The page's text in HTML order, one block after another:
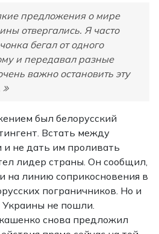
предложения о мире
отвергались. Я часто
бегал от одного
и передавал разные
важно остановить эту
был белорусский
Встать между
не дать им проливать
лидер страны. Он сообщил,
на линию соприкосновения в
пограничников. Но и
Украины не пошли.
снова предложил